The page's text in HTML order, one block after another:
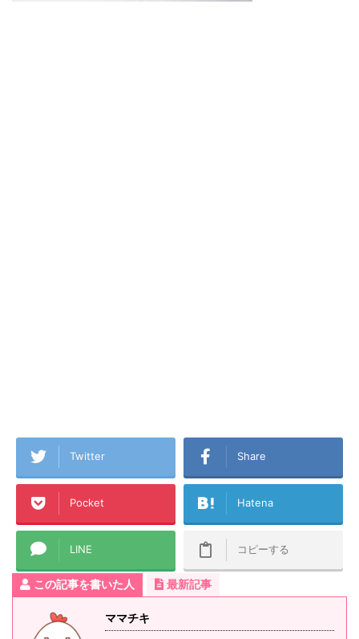
Twitter Share
Pocket Hatena
LINE コピーする
この記事を書いた人 最新記事
ママチキ